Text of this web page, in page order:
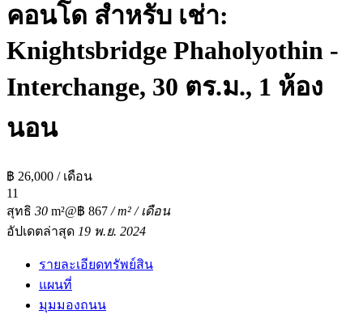
คอนโด สำหรับ เช่า:
Knightsbridge Phaholyothin -
Interchange, 30 ตร.ม., 1 ห้อง
นอน
฿ 26,000 / เดือน
11
สุทธิ 30 m²@฿ 867 / m² / เดือน
อัปเดตล่าสุด 19 พ.ย. 2024
รายละเอียดทรัพย์สิน
แผนที่
มุมมองถนน